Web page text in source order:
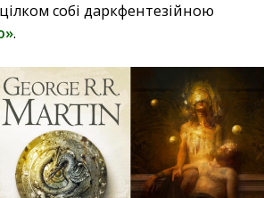
цілком собі даркфентезійною
.